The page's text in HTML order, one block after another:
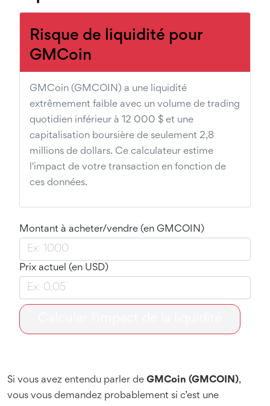
Risque de liquidité pour
GMCoin
GMCoin (GMCOIN) a une liquidité
extrêmement faible avec un volume de trading
quotidien inférieur à 12 000 $ et une
capitalisation boursière de seulement 2,8
millions de dollars. Ce calculateur estime
l'impact de votre transaction en fonction de
ces données.
Montant à acheter/vendre (en GMCOIN)
Prix actuel (en USD)
Si vous avez entendu parler de GMCoin (GMCOIN),
vous vous demandez probablement si c’est une